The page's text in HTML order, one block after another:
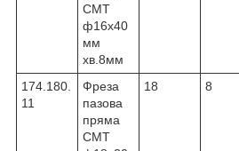
CMT
ф16х40
мм
хв.8мм
174.180.
11
Фреза
пазова
пряма
CMT
18 8